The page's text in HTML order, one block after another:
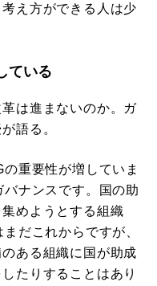
え方ができる人は少
ている
は進まないのか。ガ
語る。
重要性が増していま
ナンスです。国の助
めようとする組織
だこれからですが、
ある組織に国が助成
たりすることはあり